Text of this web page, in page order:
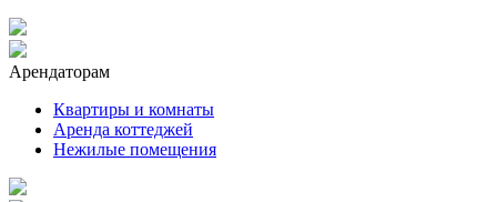
Арендаторам
Квартиры и комнаты
Аренда коттеджей
Нежилые помещения